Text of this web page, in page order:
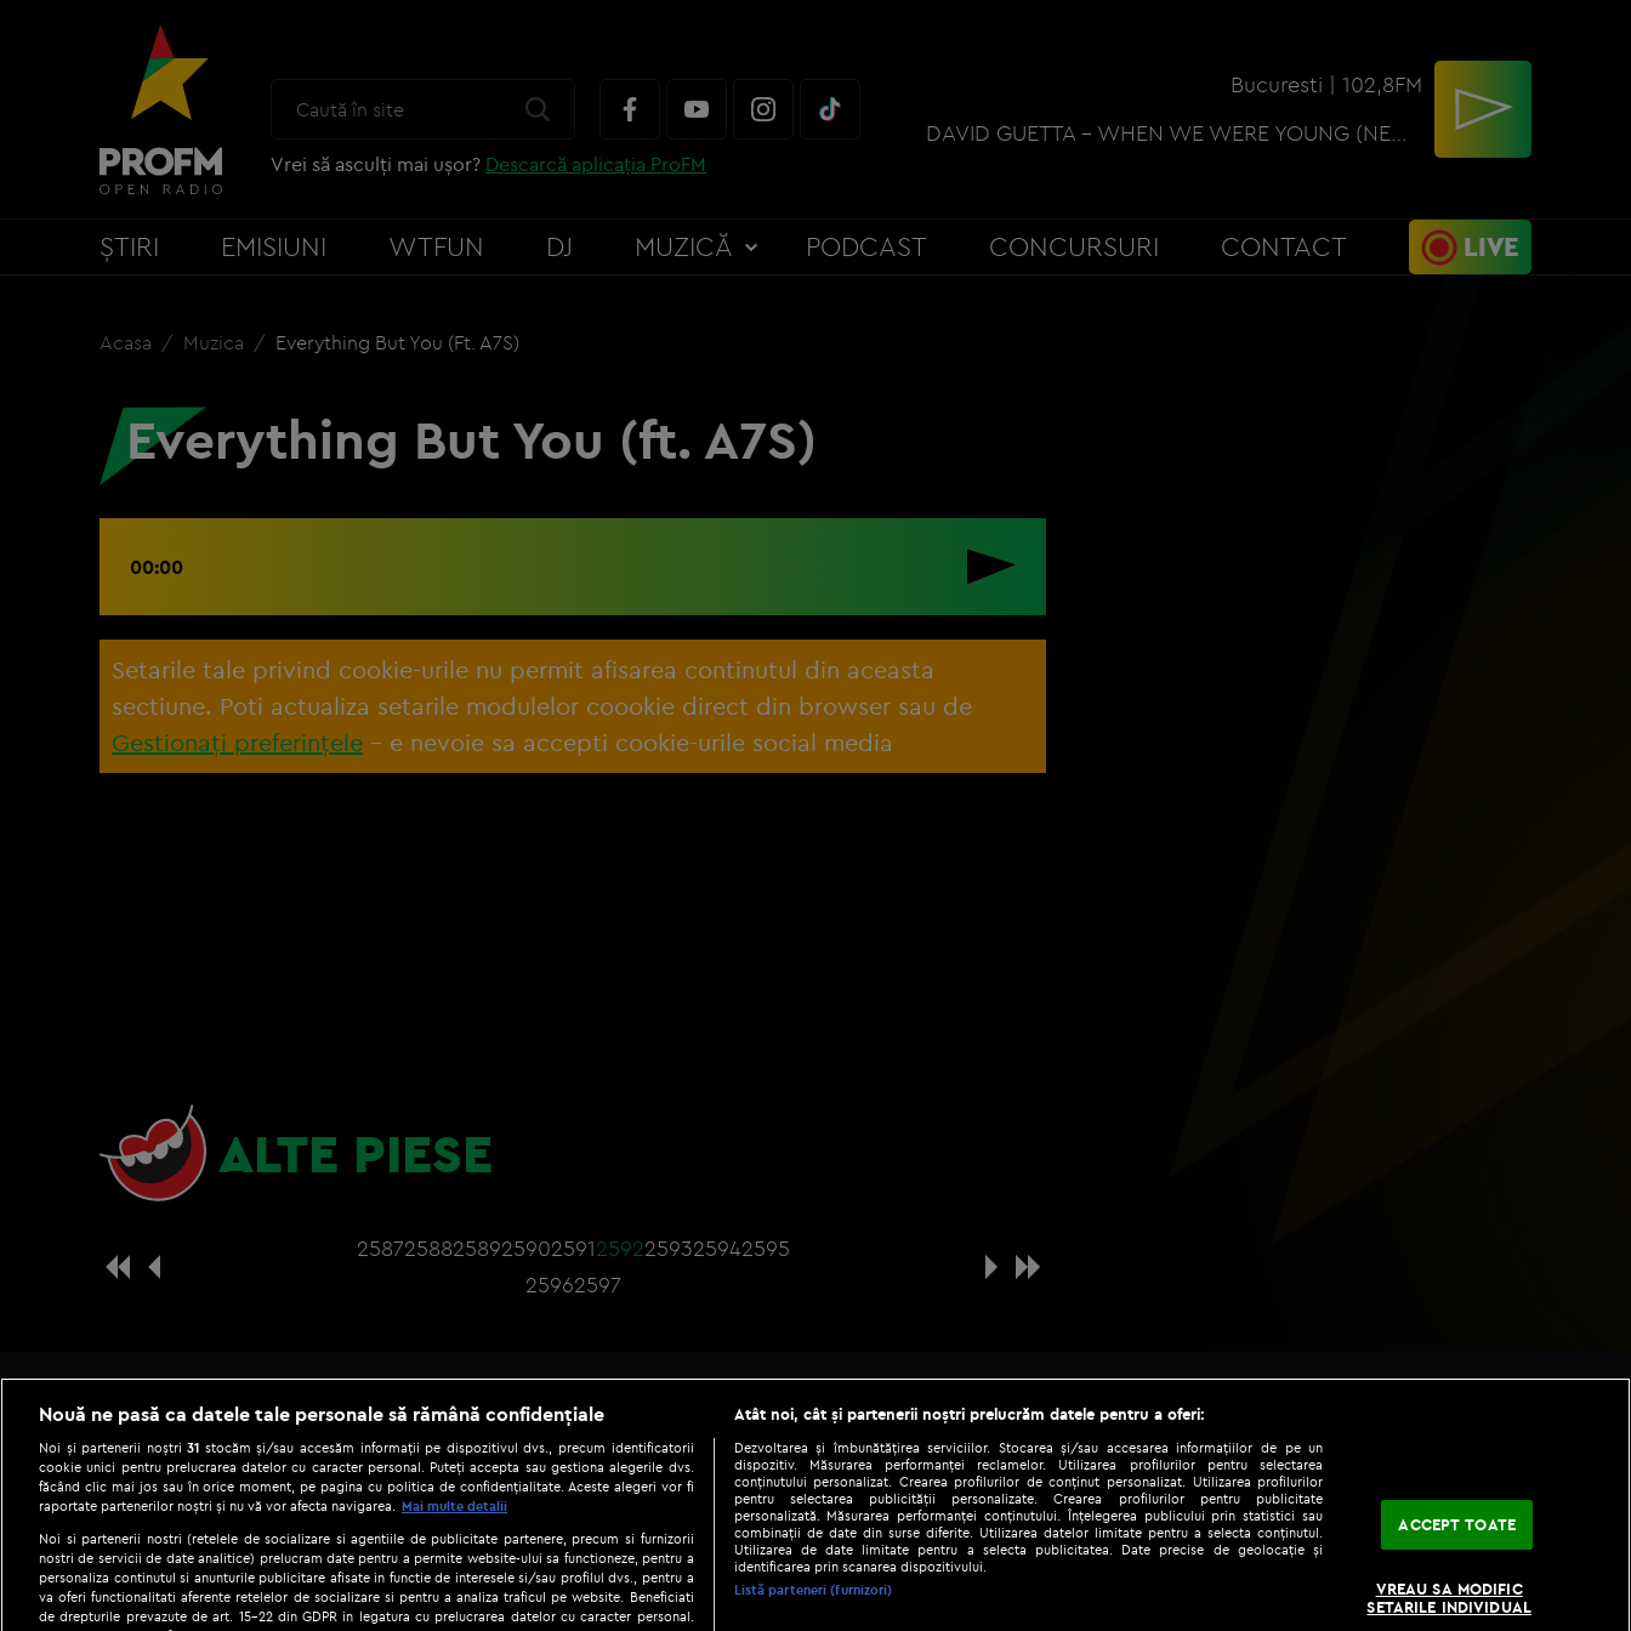
Vrei să asculți mai ușor? Descarcă aplicația ProFM
Bucuresti | 102,8FM
DAVID GUETTA - WHEN WE WERE YOUNG (NEW PW 2)
ȘTIRI EMISIUNI WTFUN DJ MUZICĂ PODCAST CONCURSURI CONTACT LIVE
Acasa Muzica Everything But You (ft. A7S)
Everything But You (ft. A7S)
00:00
Setarile tale privind cookie-urile nu permit afisarea continutul din aceasta
sectiune. Poti actualiza setarile modulelor coookie direct din browser sau de
Gestionați preferințele – e nevoie sa accepti cookie-urile social media
ALTE PIESE
258725882589259025912592259325942595
25962597
Be social
Copyright © 2026 / DIGI ROMANIA S.A.
Gestionați preferințele|Termeni și condiții|Politica de confidențialitate|
Nouă ne pasă ca datele tale personale să rămână confidențiale
Noi și partenerii noștri31 stocăm și/sau accesăm informații pe dispozitivul dvs., precum identificatorii
cookie unici pentru prelucrarea datelor cu caracter personal. Puteți accepta sau gestiona alegerile dvs.
făcând clic mai jos sau în orice moment, pe pagina cu politica de confidențialitate. Aceste alegeri vor fi
raportate partenerilor noștri și nu vă vor afecta navigarea.
Mai multe detalii
Noi si partenerii nostri (retelele de socializare si agentiile de publicitate partenere, precum si furnizorii
nostri de servicii de date analitice) prelucram date pentru a permite website-ului sa functioneze, pentru a
personaliza continutul si anunturile publicitare afisate in functie de interesele si/sau profilul dvs., pentru a
va oferi functionalitati aferente retelelor de socializare si pentru a analiza traficul pe website. Beneficiati
de drepturile prevazute de art. 15-22 din GDPR in legatura cu prelucrarea datelor cu caracter personal.
Atât noi, cât și partenerii noștri prelucrăm datele pentru a oferi:
Dezvoltarea și îmbunătățirea serviciilor. Stocarea și/sau accesarea informațiilor de pe un
dispozitiv. Măsurarea performanței reclamelor. Utilizarea profilurilor pentru selectarea
conținutului personalizat. Crearea profilurilor de conținut personalizat. Utilizarea profilurilor
pentru selectarea publicității personalizate. Crearea profilurilor pentru publicitate
personalizată. Măsurarea performanței conținutului. Înțelegerea publicului prin statistici sau
combinații de date din surse diferite. Utilizarea datelor limitate pentru a selecta conținutul.
Utilizarea de date limitate pentru a selecta publicitatea. Date precise de geolocație și
identificarea prin scanarea dispozitivului.
Listă parteneri (furnizori)
ACCEPT TOATE
VREAU SA MODIFIC
SETARILE INDIVIDUAL